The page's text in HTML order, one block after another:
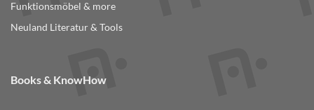
Funktionsmöbel & more
Neuland Literatur & Tools
Books & KnowHow